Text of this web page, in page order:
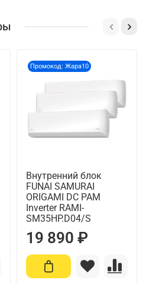
Промокод: Жара10
Внутренний блок
FUNAI SAMURAI
ORIGAMI DC PAM
Inverter RAMI-
SM35HP.D04/S
19 890 ₽